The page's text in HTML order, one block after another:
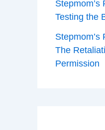
Stepmom’s
Testing the
Stepmom’s
The
Permission